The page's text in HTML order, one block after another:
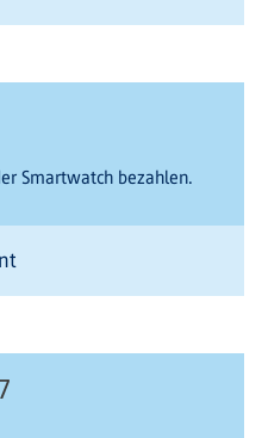
Smartwatch bezahlen.